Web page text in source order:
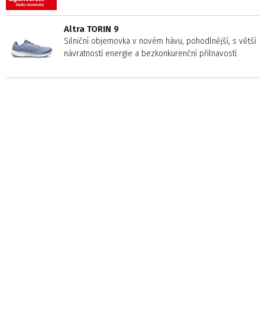
Altra TORIN 9
Silniční objemovka v novém hávu, pohodlnější, s větší
návratností energie a bezkonkurenční přilnavostí.